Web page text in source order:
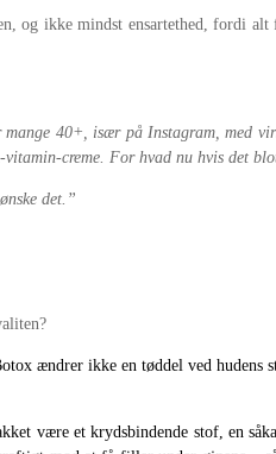
og ikke mindst ensartethed, fordi
40+, især på Instagram, med
creme. For hvad nu hvis det
det.”
ændrer ikke en tøddel ved
være et krydsbindende stof, en